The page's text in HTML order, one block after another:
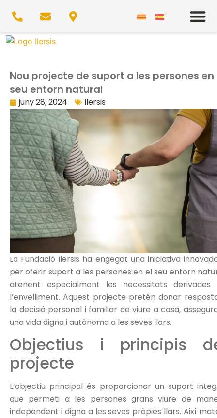
Nou projecte de suport a les persones en
seu entorn natural
juny 28, 2024 Ilersis
La Fundació Ilersis ha engegat una iniciativa
per oferir suport a les persones en el seu entorn
atenent especialment les necessitats derivades
l’envelliment. Aquest projecte pretén donar
la decisió personal i familiar de viure a casa,
una vida digna i autònoma a les seves llars.
Objectius i principis
projecte
L’objectiu principal és proporcionar un suport
que permeti a les persones grans viure de
independent i digna a les seves pròpies llars. Així